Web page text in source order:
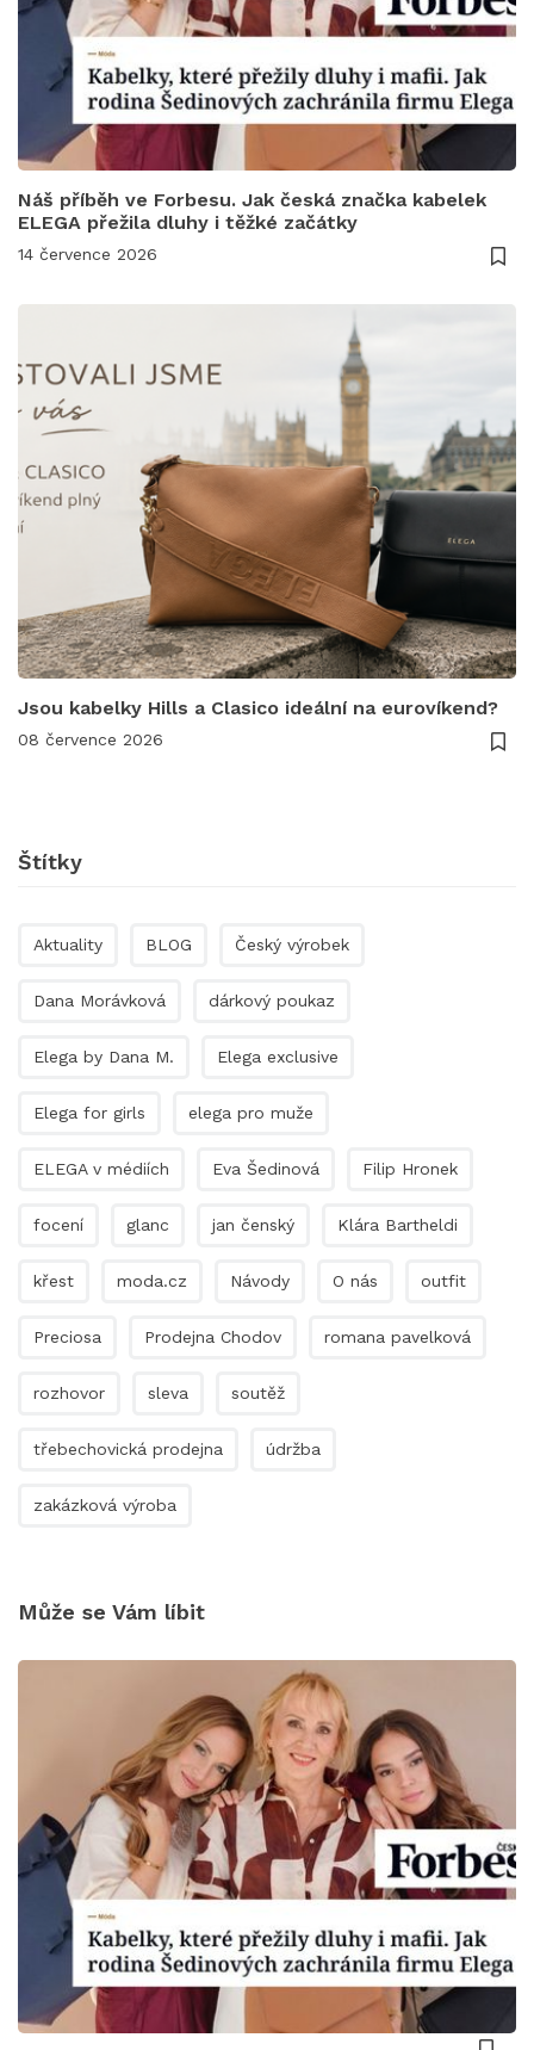
Náš příběh ve Forbesu. Jak česká značka kabelek
ELEGA přežila dluhy i těžké začátky
14 července 2026
Jsou kabelky Hills a Clasico ideální na eurovíkend?
08 července 2026
Štítky
Aktuality BLOG Český výrobek
Dana Morávková dárkový poukaz
Elega by Dana M. Elega exclusive
Elega for girls elega pro muže
ELEGA v médiích Eva Šedinová Filip Hronek
focení glanc jan čenský Klára Bartheldi
křest moda.cz Návody O nás outfit
Preciosa Prodejna Chodov romana pavelková
rozhovor sleva soutěž
třebechovická prodejna údržba
zakázková výroba
Může se Vám líbit